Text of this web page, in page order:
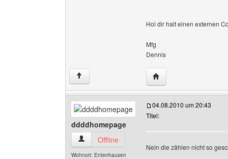
Hol dir halt einen externen
Mfg
Dennis
↑ Website dieses
ddddhomepage
ddddhomepage Benutzer-Profile anzeigen
Offline
Wohnort: Entenhausen
04.08.2010 um 20:43
Titel:
Nein die zählen nicht so